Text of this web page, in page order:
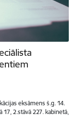
eksāmens š.g. 14.
2.stāvā 227. kabinetā,